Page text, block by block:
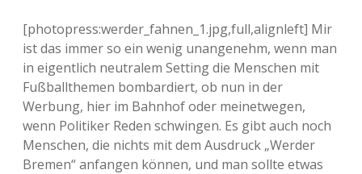
[photopress:werder_fahnen_1.jpg,full,alignleft] Mir
ist das immer so ein wenig unangenehm, wenn man
in eigentlich neutralem Setting die Menschen mit
Fußballthemen bombardiert, ob nun in der
Werbung, hier im Bahnhof oder meinetwegen,
wenn Politiker Reden schwingen. Es gibt auch noch
Menschen, die nichts mit dem Ausdruck „Werder
Bremen“ anfangen können, und man sollte etwas